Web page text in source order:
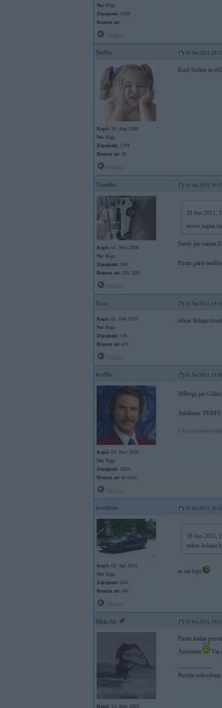
No: Rīga
Ziņojumi: 3199
Braucu ar:
Stella 10. Jun 2011,
Kopš: 30. Aug 2009
No: Rīga
Ziņojumi: 1794
Braucu ar: z3
Kurš šodien ar
Tomiks 10. Jun 2011,
Kopš: 02. Nov 2008
No: Rīga
Ziņojumi: 590
Braucu ar: 530, 320
10 Jun 2011,
nesen juglaa
Steels pie vainas
Pirms pāris
Izza 10. Jun 2011,
Kopš: 01. Feb 2010
No: Rīga
Ziņojumi: 145
Braucu ar: e21
teikas lielajaa
traffic 10. Jun 2011,
Kopš: 04. Nov 2010
No: Rīga
Ziņojumi: 2856
Braucu ar: Ar muti
MBergs pie
Atklāsme:
[ Šo ziņu laboja
trotilius 10. Jun 2011,
Kopš: 03. Apr 2010
No: Rīga
Ziņojumi: 534
Braucu ar: e46
10 Jun 2011,
teikas lielajaa
es tas biju
Mikelis 10. Jun 2011,
Kopš: 13. May 2003
Pirms kādas
Austrums
Vai
-----------------
Runāju